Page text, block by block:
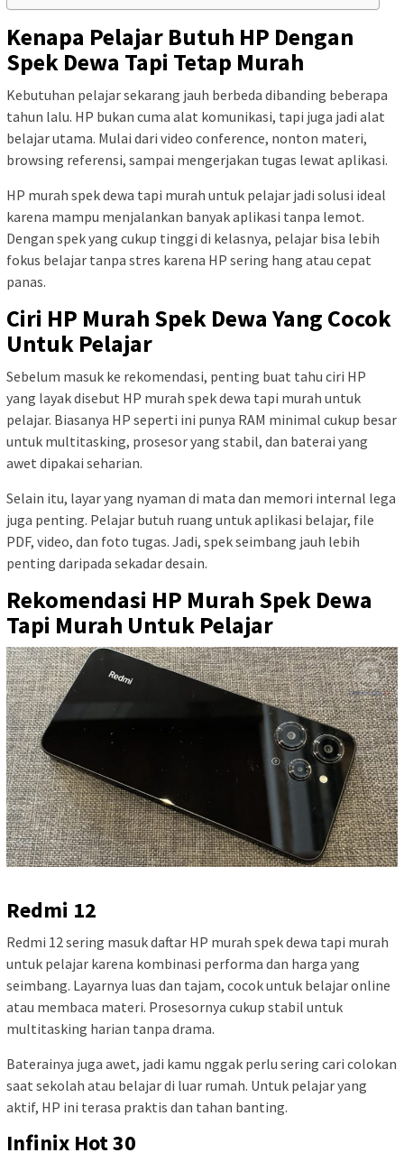
Kenapa Pelajar Butuh HP Dengan
Spek Dewa Tapi Tetap Murah
Kebutuhan pelajar sekarang jauh berbeda dibanding beberapa
tahun lalu. HP bukan cuma alat komunikasi, tapi juga jadi alat
belajar utama. Mulai dari video conference, nonton materi,
browsing referensi, sampai mengerjakan tugas lewat aplikasi.
HP murah spek dewa tapi murah untuk pelajar jadi solusi ideal
karena mampu menjalankan banyak aplikasi tanpa lemot.
Dengan spek yang cukup tinggi di kelasnya, pelajar bisa lebih
fokus belajar tanpa stres karena HP sering hang atau cepat
panas.
Ciri HP Murah Spek Dewa Yang Cocok
Untuk Pelajar
Sebelum masuk ke rekomendasi, penting buat tahu ciri HP
yang layak disebut HP murah spek dewa tapi murah untuk
pelajar. Biasanya HP seperti ini punya RAM minimal cukup besar
untuk multitasking, prosesor yang stabil, dan baterai yang
awet dipakai seharian.
Selain itu, layar yang nyaman di mata dan memori internal lega
juga penting. Pelajar butuh ruang untuk aplikasi belajar, file
PDF, video, dan foto tugas. Jadi, spek seimbang jauh lebih
penting daripada sekadar desain.
Rekomendasi HP Murah Spek Dewa
Tapi Murah Untuk Pelajar
Redmi 12
Redmi 12 sering masuk daftar HP murah spek dewa tapi murah
untuk pelajar karena kombinasi performa dan harga yang
seimbang. Layarnya luas dan tajam, cocok untuk belajar online
atau membaca materi. Prosesornya cukup stabil untuk
multitasking harian tanpa drama.
Baterainya juga awet, jadi kamu nggak perlu sering cari colokan
saat sekolah atau belajar di luar rumah. Untuk pelajar yang
aktif, HP ini terasa praktis dan tahan banting.
Infinix Hot 30